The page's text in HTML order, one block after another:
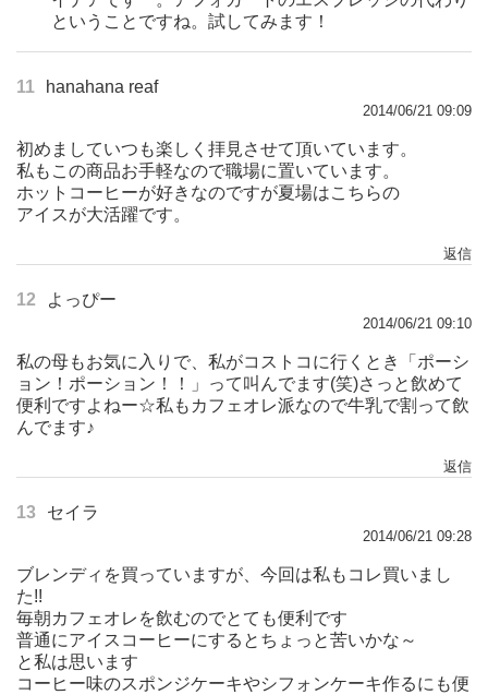
ということですね。試してみます！
11 hanahana reaf
2014/06/21 09:09
初めましていつも楽しく拝見させて頂いています。
私もこの商品お手軽なので職場に置いています。
ホットコーヒーが好きなのですが夏場はこちらの
アイスが大活躍です。
返信
12 よっぴー
2014/06/21 09:10
私の母もお気に入りで、私がコストコに行くとき「ポーシ
ョン！ポーション！！」って叫んでます(笑)さっと飲めて
便利ですよねー☆私もカフェオレ派なので牛乳で割って飲
んでます♪
返信
13 セイラ
2014/06/21 09:28
ブレンディを買っていますが、今回は私もコレ買いまし
た!!
毎朝カフェオレを飲むのでとても便利です
普通にアイスコーヒーにするとちょっと苦いかな～
と私は思います
コーヒー味のスポンジケーキやシフォンケーキ作るにも便